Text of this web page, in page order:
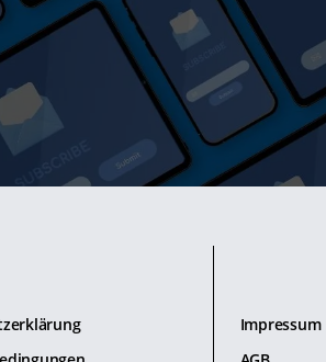
Impressum